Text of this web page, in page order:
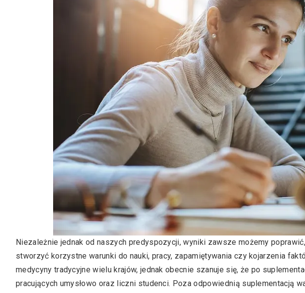
Niezależnie jednak od naszych predyspozycji, wyniki zawsze możemy
stworzyć korzystne warunki do nauki, pracy, zapamiętywania czy kojarzenia
medycyny tradycyjne wielu krajów, jednak obecnie szanuje się, że po
pracujących umysłowo oraz liczni studenci. Poza odpowiednią suplementacją